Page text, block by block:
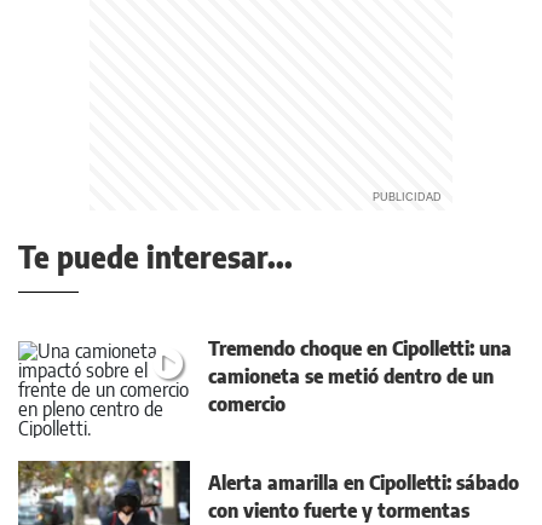
Te puede interesar...
Tremendo choque en Cipolletti: una
camioneta se metió dentro de un
comercio
Alerta amarilla en Cipolletti: sábado
con viento fuerte y tormentas